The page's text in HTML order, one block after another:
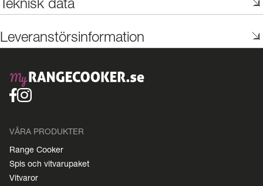
Teknisk data
Leveranstörsinformation
VÅRA PRODUKTER
Range Cooker
Spis och vitvarupaket
Vitvaror